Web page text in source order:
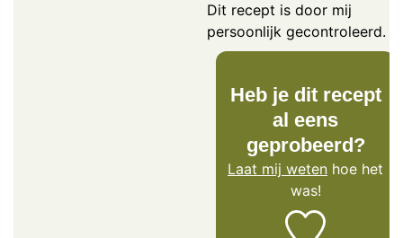
Dit recept is door mij
persoonlijk gecontroleerd.
Heb je dit recept
al eens
geprobeerd?
Laat mij weten hoe het
was!